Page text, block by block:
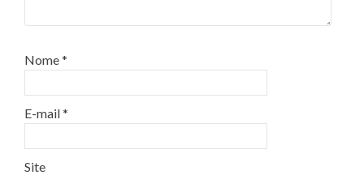
Nome*
E-mail*
Site